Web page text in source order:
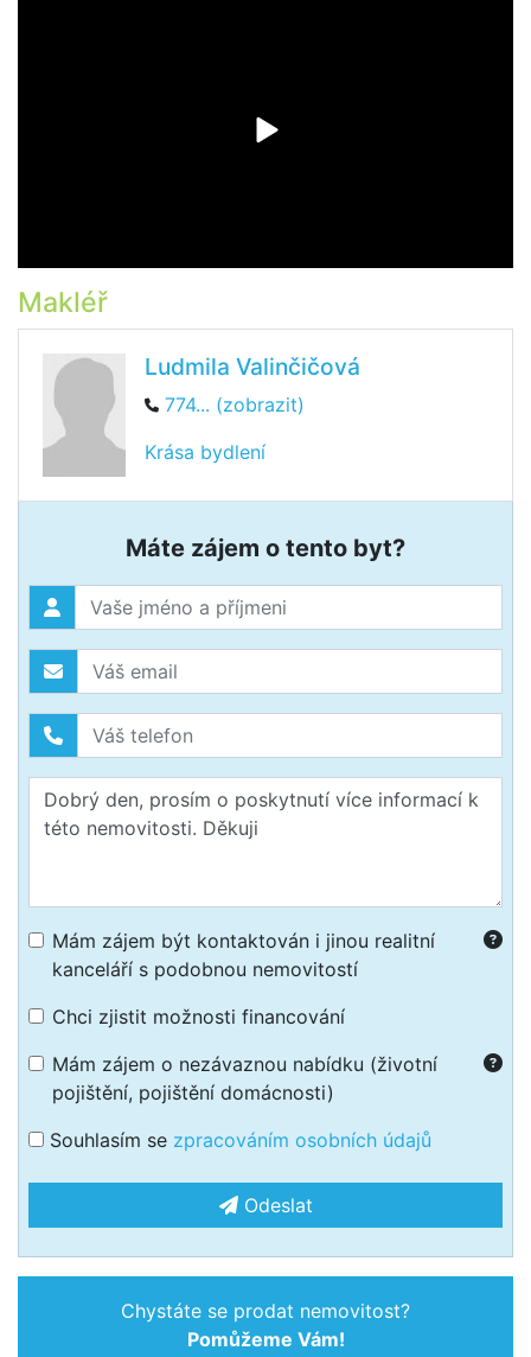
Makléř
Ludmila Valinčičová
774... (zobrazit)
Krása bydlení
Máte zájem o tento byt?
Mám zájem být kontaktován i jinou realitní
kanceláří s podobnou nemovitostí
Chci zjistit možnosti financování
Mám zájem o nezávaznou nabídku (životní
pojištění, pojištění domácnosti)
Souhlasím se zpracováním osobních údajů
Odeslat
Chystáte se prodat nemovitost?
Pomůžeme Vám!